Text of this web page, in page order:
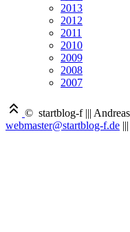
2013
2012
2011
2010
2009
2008
2007
© startblog-f |||
webmaster@startblog-f.de |||